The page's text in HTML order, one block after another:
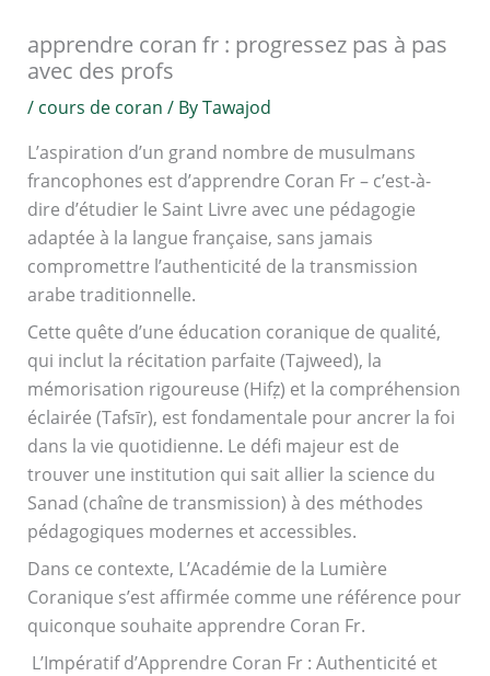
apprendre coran fr : progressez pas à pas
avec des profs
/ cours de coran / ByTawajod
L’aspiration d’un grand nombre de musulmans
francophones est d’apprendre Coran Fr – c’est-à-
dire d’étudier le Saint Livre avec une pédagogie
adaptée à la langue française, sans jamais
compromettre l’authenticité de la transmission
arabe traditionnelle.
Cette quête d’une éducation coranique de qualité,
qui inclut la récitation parfaite (Tajweed), la
mémorisation rigoureuse (Hifẓ) et la compréhension
éclairée (Tafsīr), est fondamentale pour ancrer la foi
dans la vie quotidienne. Le défi majeur est de
trouver une institution qui sait allier la science du
Sanad (chaîne de transmission) à des méthodes
pédagogiques modernes et accessibles.
Dans ce contexte, L’Académie de la Lumière
Coranique s’est affirmée comme une référence pour
quiconque souhaite apprendre Coran Fr.
L’Impératif d’Apprendre Coran Fr : Authenticité et